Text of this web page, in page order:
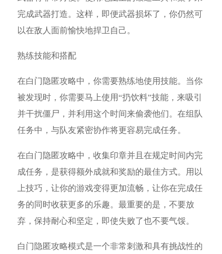
完成武器打造。这样，即便武器损坏了，你仍然可
以在敌人面前愉快地捍卫自己。
熟练技能和搭配
在白门隐匿攻略中，你需要熟练地使用技能。当你
被发现时，你需要马上使用“扔饮料”技能，来吸引
并干扰僵尸，并利用这个时间来偷袭他们。在组队
任务中，与队友紧密协作将更容易完成任务。
在白门隐匿攻略中，收集印章并且在规定时间内完
成任务，是获得额外成就和奖励的最佳方式。用以
上技巧，让你的游戏变得更加流畅，让你在完成任
务的同时收获更多的乐趣。最重要的是，不要放
弃，保持耐心和坚定，即使失败了也不要气馁。
白门隐匿攻略模式是一个非常刺激和具有挑战性的